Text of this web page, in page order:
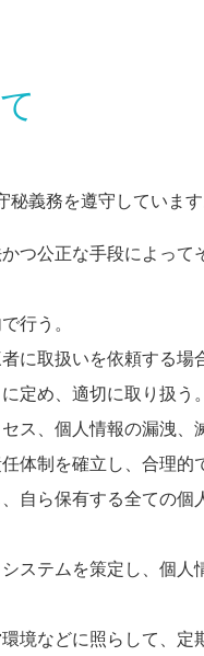
義務を遵守しています
つ公正な手段によっ
行う。
に取扱いを依頼する場
定め、適切に取り扱う。
ス、個人情報の漏洩、
体制を確立し、合理的
自ら保有する全ての個
ステムを策定し、個人
境などに照らして、定